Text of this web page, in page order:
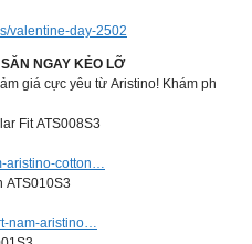
valentine-day-2502
NGAY KẺO LỠ
giá cực yêu từ Aristino! Khám ph
Fit ATS008S3
aristino-cotton…
ATS010S3
nam-aristino…